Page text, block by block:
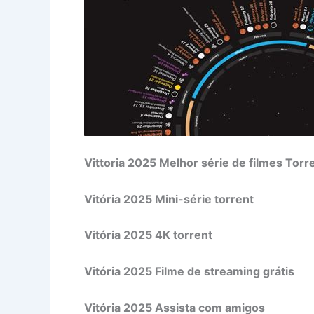
Vittoria 2025 Melhor série de filmes
Vitória 2025 Mini-série torrent
Vitória 2025 4K torrent
Vitória 2025 Filme de streaming grátis
Vitória 2025 Assista com amigos